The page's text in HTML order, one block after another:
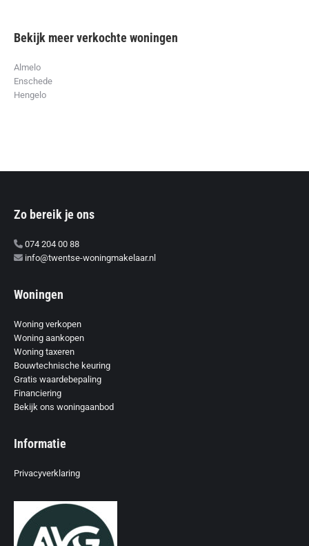
Bekijk meer verkochte woningen
Almelo
Enschede
Hengelo
Zo bereik je ons
074 204 00 88
info@twentse-woningmakelaar.nl
Woningen
Woning verkopen
Woning aankopen
Woning taxeren
Bouwtechnische keuring
Gratis waardebepaling
Financiering
Bekijk ons woningaanbod
Informatie
Privacyverklaring